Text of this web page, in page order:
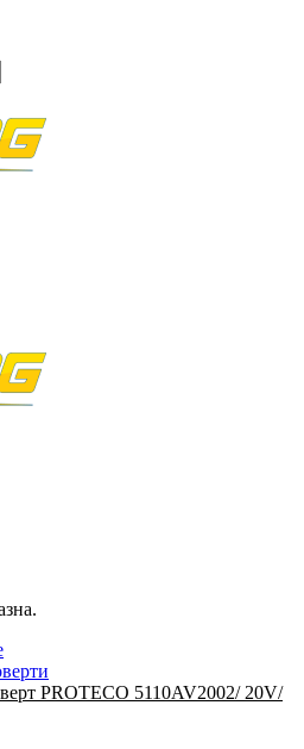
PROTECO 5110AV2002/ 20V/